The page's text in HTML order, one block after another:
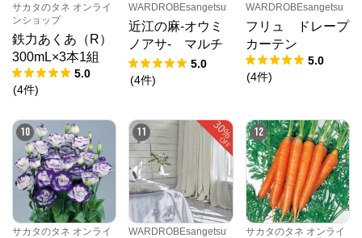
サカタのタネ オンライ
ンショップ
鉄力あくあ（R）
300mL×3本1組
5.0
(4件)
WARDROBEsangetsu
近江の麻-オウミ
ノアサ- マルチ
カバー
5.0
(4件)
WARDROBEsangetsu
フリュ ドレープ
カーテン
5.0
(4件)
10
サカタのタネ オンライ
11
WARDROBEsangetsu
12
サカタのタネ オンライ